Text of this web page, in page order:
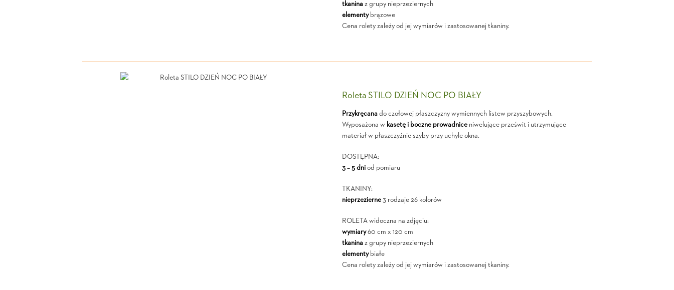
tkanina z grupy nieprzeziernych
elementybrązowe
Cena rolety zależy od jej wymiarów i zastosowanej tkaniny.
Roleta STILO DZIEŃ NOC PO BIAŁY
Przykręcana do czołowej płaszczyzny wymiennych listew przyszybowych.
Wyposażona w kasetę i boczne prowadnice niwelujące prześwit i utrzymujące
materiał w płaszczyźnie szyby przy uchyle okna.
DOSTĘPNA:
3 – 5 dni od pomiaru
TKANINY:
nieprzezierne 3 rodzaje 26 kolorów
ROLETA widoczna na zdjęciu:
wymiary60 cm x 120 cm
tkanina z grupy nieprzeziernych
elementybiałe
Cena rolety zależy od jej wymiarów i zastosowanej tkaniny.